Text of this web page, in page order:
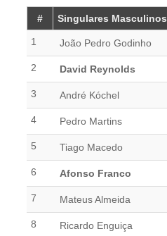
Lumiar Kids Open XI
Smashtour
Galeria 2011
Inter-Clubes +35
Inter-Clubes Seniores
Masters Torneio Escada
Torneio Raqueta por um Sorriso
Contactos
# Singulares Masculinos
1 João Pedro Godinho
2 David Reynolds
3 André Kóchel
4 Pedro Martins
5 Tiago Macedo
6 Afonso Franco
7 Mateus Almeida
8 Ricardo Enguiça